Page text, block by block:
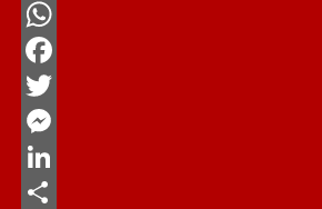
WhatsApp
Facebook
Twitter
Messenger
LinkedIn